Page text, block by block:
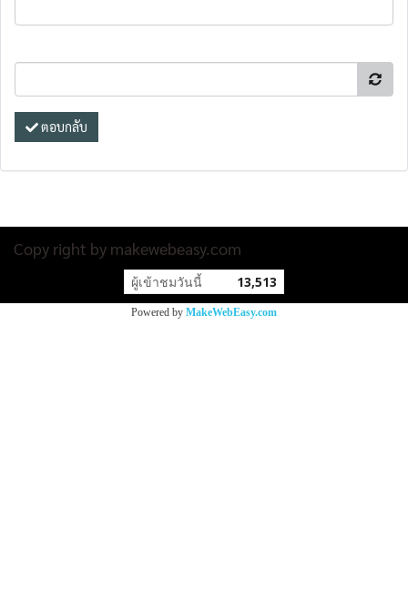
ตอบกลับ
Copy right by makewebeasy.com
ผู้เข้าชมวันนี้ 13,513
Powered by MakeWebEasy.com